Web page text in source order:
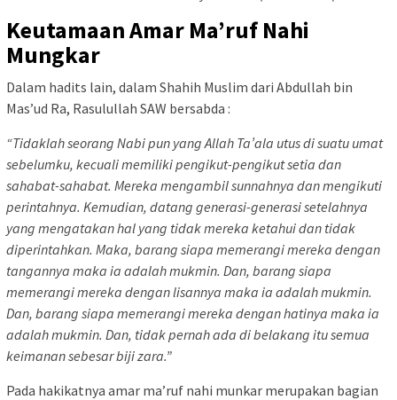
Keutamaan Amar Ma’ruf Nahi
Mungkar
Dalam hadits lain, dalam Shahih Muslim dari Abdullah bin
Mas’ud Ra, Rasulullah SAW bersabda :
“Tidaklah seorang Nabi pun yang Allah Ta’ala utus di suatu umat
sebelumku, kecuali memiliki pengikut-pengikut setia dan
sahabat-sahabat. Mereka mengambil sunnahnya dan mengikuti
perintahnya. Kemudian, datang generasi-generasi setelahnya
yang mengatakan hal yang tidak mereka ketahui dan tidak
diperintahkan. Maka, barang siapa memerangi mereka dengan
tangannya maka ia adalah mukmin. Dan, barang siapa
memerangi mereka dengan lisannya maka ia adalah mukmin.
Dan, barang siapa memerangi mereka dengan hatinya maka ia
adalah mukmin. Dan, tidak pernah ada di belakang itu semua
keimanan sebesar biji zara.”
Pada hakikatnya amar ma’ruf nahi munkar merupakan bagian